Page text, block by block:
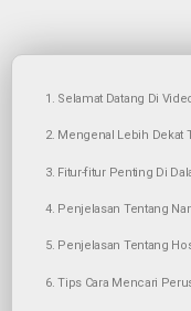
1. Selamat Datang Di
2. Mengenal Lebih Dekat
3. Fitur-fitur Penting Di
4. Penjelasan Tentang
5. Penjelasan Tentang
6. Tips Cara Mencari